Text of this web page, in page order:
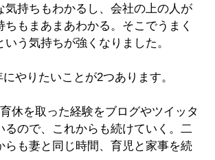
気持ちもわかるし、会社の上の人が
ちもまあまあわかる。そこでうまく
う気持ちが強くなりました。
にやりたいことが2つあります。
休を取った経験をブログやツイッタ
るので、これからも続けていく。二
らも妻と同じ時間、育児と家事を続